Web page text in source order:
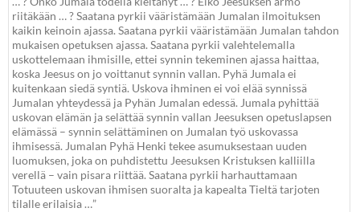
riitäkään … ? Saatana pyrkii vääristämään Jumalan ilmoituksen
kaikin keinoin ajassa. Saatana pyrkii vääristämään Jumalan tahdon
mukaisen opetuksen ajassa. Saatana pyrkii valehtelemalla
uskottelemaan ihmisille, ettei synnin tekeminen ajassa haittaa,
koska Jeesus on jo voittanut synnin vallan. Pyhä Jumala ei
kuitenkaan siedä syntiä. Uskova ihminen ei voi elää synnissä
Jumalan yhteydessä ja Pyhän Jumalan edessä. Jumala pyhittää
uskovan elämän ja selättää synnin vallan Jeesuksen opetuslapsen
elämässä – synnin selättäminen on Jumalan työ uskovassa
ihmisessä. Jumalan Pyhä Henki tekee asumuksestaan uuden
luomuksen, joka on puhdistettu Jeesuksen Kristuksen kalliilla
verellä – vain pisara riittää. Saatana pyrkii harhauttamaan
Totuuteen uskovan ihmisen suoralta ja kapealta Tieltä tarjoten
tilalle erilaisia …”